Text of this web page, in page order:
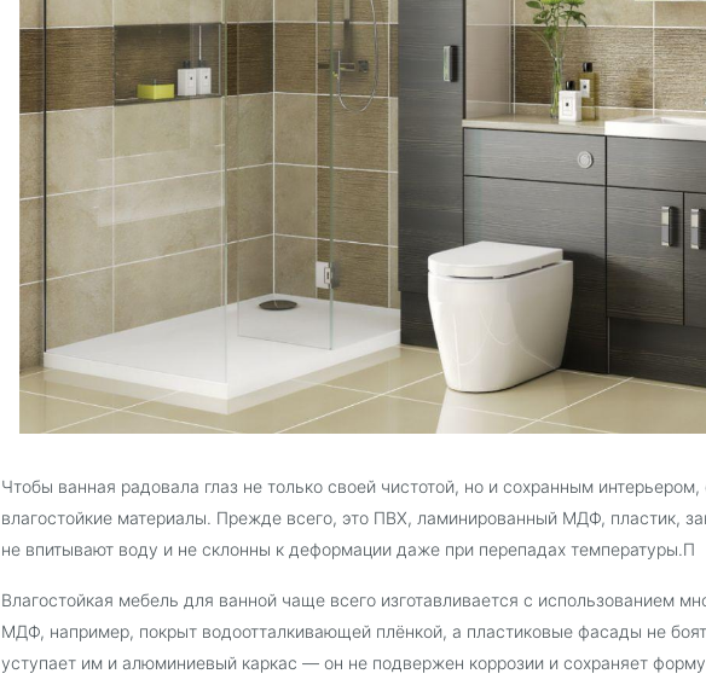
Чтобы ванная радовала глаз не только своей чистотой, но и сохранным интерьером,
влагостойкие материалы. Прежде всего, это ПВХ, ламинированный МДФ, пластик,
не впитывают воду и не склонны к деформации даже при перепадах температуры.П
Влагостойкая мебель для ванной чаще всего изготавливается с использованием
МДФ, например, покрыт водоотталкивающей плёнкой, а пластиковые фасады не
уступает им и алюминиевый каркас — он не подвержен коррозии и сохраняет